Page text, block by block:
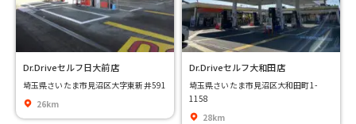
Dr.Driveセルフ日大前店
埼玉県さいたま市見沼区大字東新井591
26km
Dr.Driveセルフ大和田店
埼玉県さいたま市見沼区大和田町1-
1158
28km